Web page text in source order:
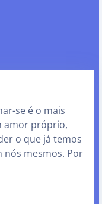
se é o mais
amor próprio,
o que já temos
nós mesmos. Por